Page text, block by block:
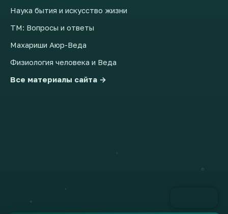
Наука бытия и искусство жизни
ТМ: Вопросы и ответы
Махариши Аюр-Веда
Физиология человека и Веда
Все материалы сайта →